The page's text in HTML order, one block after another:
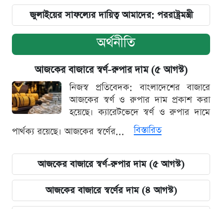
জুলাইয়ের সাফল্যের দায়িত্ব আমাদের: পররাষ্ট্রমন্ত্রী
অর্থনীতি
আজকের বাজারে স্বর্ণ-রুপার দাম (৫ আগস্ট)
নিজস্ব প্রতিবেদক: বাংলাদেশের বাজারে
আজকের স্বর্ণ ও রুপার দাম প্রকাশ করা
হয়েছে। ক্যারেটভেদে স্বর্ণ ও রুপার দামে
পার্থক্য রয়েছে। আজকের স্বর্ণের...
বিস্তারিত
আজকের বাজারে স্বর্ণ-রুপার দাম (৫ আগস্ট)
আজকের বাজারে স্বর্ণের দাম (৪ আগস্ট)